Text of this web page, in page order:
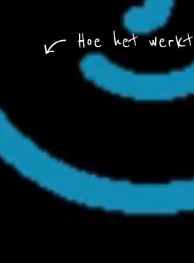
X Hoe het werkt